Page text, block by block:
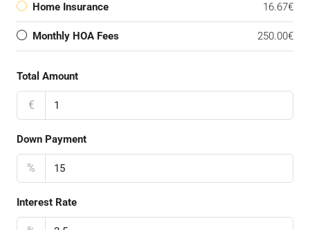
Home Insurance 16.67€
Monthly HOA Fees 250.00€
Total Amount
€
Down Payment
%
Interest Rate